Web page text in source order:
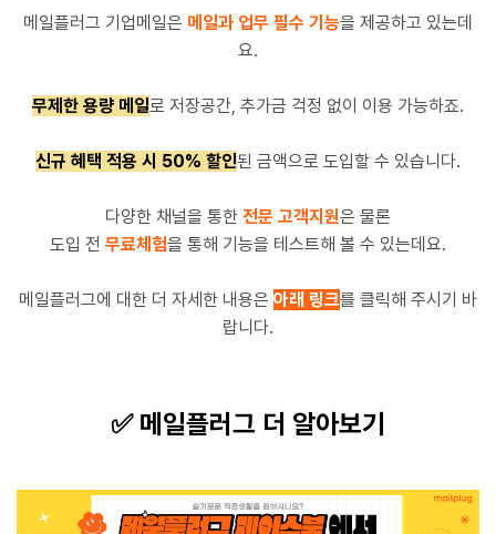
메일플러그 기업메일은 메일과 업무 필수 기능을 제공하고 있는데
요.
무제한 용량 메일로 저장공간, 추가금 걱정 없이 이용 가능하죠.
신규 혜택 적용 시 50% 할인된 금액으로 도입할 수 있습니다.
다양한 채널을 통한 전문 고객지원은 물론
도입 전 무료체험을 통해 기능을 테스트해 볼 수 있는데요.
메일플러그에 대한 더 자세한 내용은 아래 링크를 클릭해 주시기 바
랍니다.
✅ 메일플러그 더 알아보기